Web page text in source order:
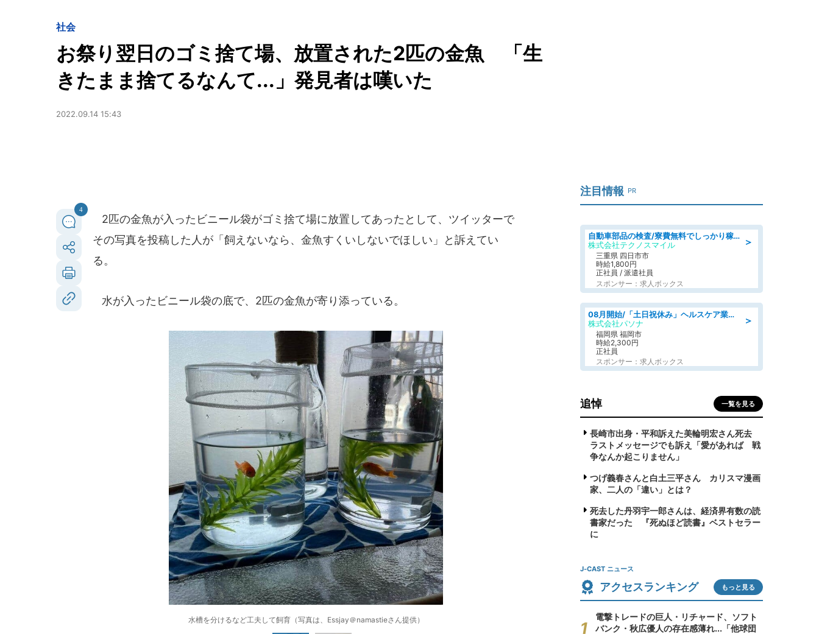
社会
お祭り翌日のゴミ捨て場、放置された2匹の金魚 「生
きたまま捨てるなんて...」発見者は嘆いた
2022.09.14 15:43
4
2匹の金魚が入ったビニール袋がゴミ捨て場に放置してあったとして、ツイッターで
その写真を投稿した人が「飼えないなら、金魚すくいしないでほしい」と訴えてい
る。
水が入ったビニール袋の底で、2匹の金魚が寄り添っている。
水槽を分けるなど工夫して飼育（写真は、Essjay＠namastieさん提供）
注目情報 PR
＞
自動車部品の検査/寮費無料でしっかり稼げる denso aichi
株式会社テクノスマイル
三重県 四日市市
時給1,800円
正社員 / 派遣社員
スポンサー：求人ボックス
＞
08月開始/「土日祝休み」ヘルスケア業界の産業保健師/高時給/未経験OK/要資格:保健師、正看護師
株式会社パソナ
福岡県 福岡市
時給2,300円
正社員
スポンサー：求人ボックス
追悼 一覧を見る
長崎市出身・平和訴えた美輪明宏さん死去
ラストメッセージでも訴え「愛があれば 戦
争なんか起こりません」
つげ義春さんと白土三平さん カリスマ漫画
家、二人の「違い」とは？
死去した丹羽宇一郎さんは、経済界有数の読
書家だった 『死ぬほど読書』ベストセラー
に
J-CAST ニュース
アクセスランキング もっと見る
電撃トレードの巨人・リチャード、ソフト
バンク・秋広優人の存在感薄れ...「他球団